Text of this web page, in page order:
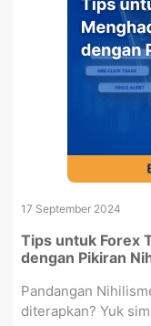
17 September 2024
Tips untuk Forex
dengan Pikiran
Pandangan
diterapkan? Yuk